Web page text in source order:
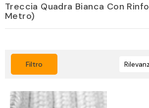
Treccia Quadra Bianca Con
Metro)
Filtro